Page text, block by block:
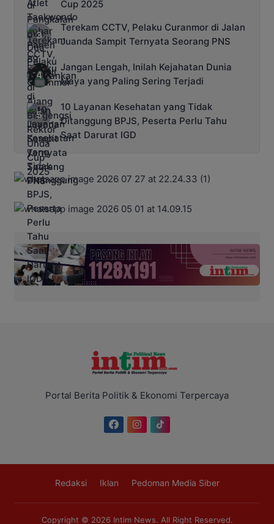
Cup 2025
Terekam CCTV, Pelaku Curanmor di Jalan
Juanda Sampit Ternyata Seorang PNS
Jangan Lengah, Inilah Kejahatan Dunia
Maya yang Paling Sering Terjadi
10 Layanan Kesehatan yang Tidak
Ditanggung BPJS, Peserta Perlu Tahu
Saat Darurat IGD
Portal Berita Politik & Ekonomi Terpercaya
Redaksi Iklan Pedoman Media Siber
Copyright © 2026 Intim News. All Right Reserved.